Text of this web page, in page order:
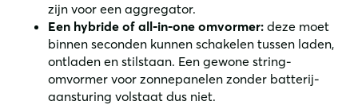
zijn voor een aggregator.
Een hybride of all-in-one omvormer: deze moet
binnen seconden kunnen schakelen tussen laden,
ontladen en stilstaan. Een gewone string-
omvormer voor zonnepanelen zonder batterij-
aansturing volstaat dus niet.